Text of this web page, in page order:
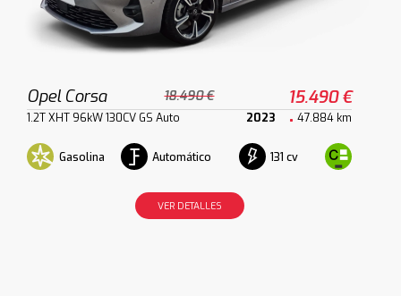
Opel Corsa 18.490 € 15.490 €
1.2T XHT 96kW 130CV GS Auto 2023 47.884 km
Gasolina Automático 131 cv
VER DETALLES